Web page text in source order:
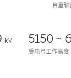
自重轴
kV
5150 ~
受电弓工作高度